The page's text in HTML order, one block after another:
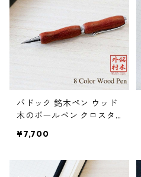
パドック 銘木ペン ウッド
木のボールペン クロスタ
¥7,700